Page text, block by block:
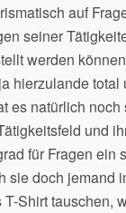
auf
seiner
werden
hierzulande total
es natürlich
und
für Fragen ein
sie doch jemand
Shirt tauschen,